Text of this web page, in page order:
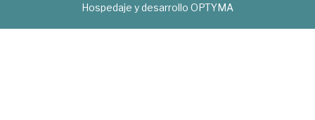
Hospedaje y desarrollo OPTYMA